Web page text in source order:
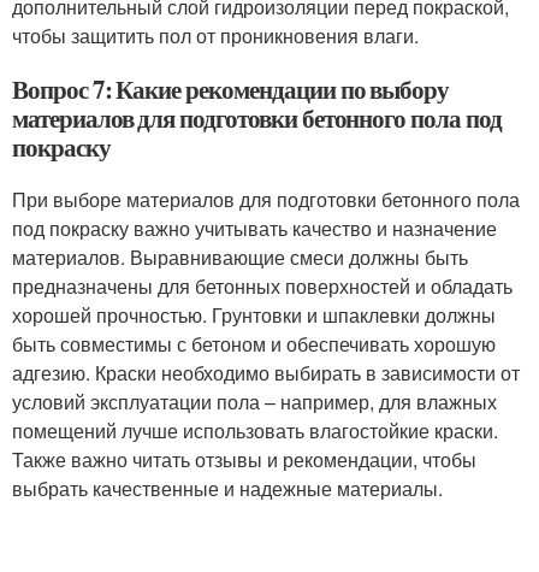
дополнительный слой гидроизоляции перед покраской,
чтобы защитить пол от проникновения влаги.
Вопрос 7: Какие рекомендации по выбору
материалов для подготовки бетонного пола под
покраску
При выборе материалов для подготовки бетонного пола
под покраску важно учитывать качество и назначение
материалов. Выравнивающие смеси должны быть
предназначены для бетонных поверхностей и обладать
хорошей прочностью. Грунтовки и шпаклевки должны
быть совместимы с бетоном и обеспечивать хорошую
адгезию. Краски необходимо выбирать в зависимости от
условий эксплуатации пола – например, для влажных
помещений лучше использовать влагостойкие краски.
Также важно читать отзывы и рекомендации, чтобы
выбрать качественные и надежные материалы.